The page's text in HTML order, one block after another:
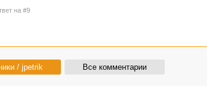
на #9
/ jpetrik Все комментарии